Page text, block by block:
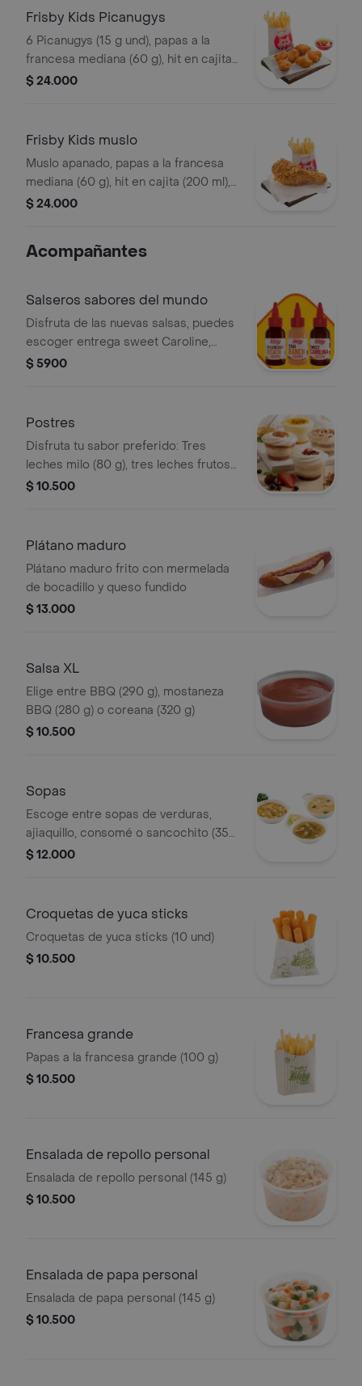
Frisby Kids Picanugys
6 Picanugys (15 g und), papas a la
francesa mediana (60 g), hit en cajita
(200 ml), golosina y un divertido
$ 24.000
Frisby Kids muslo
Muslo apanado, papas a la francesa
mediana (60 g), hit en cajita (200 ml),
golosina y un divertido juguete
$ 24.000
Acompañantes
Salseros sabores del mundo
Disfruta de las nuevas salsas, puedes
escoger entrega sweet Caroline,
Polynesian beach o Thai ranch
$ 5900
Postres
Disfruta tu sabor preferido: Tres
leches milo (80 g), tres leches frutos
rojos (90 g), combinado de maracuyá
$ 10.500
Plátano maduro
Plátano maduro frito con mermelada
de bocadillo y queso fundido
$ 13.000
Salsa XL
Elige entre BBQ (290 g), mostaneza
BBQ (280 g) o coreana (320 g)
$ 10.500
Sopas
Escoge entre sopas de verduras,
ajiaquillo, consomé o sancochito (350
g)
$ 12.000
Croquetas de yuca sticks
Croquetas de yuca sticks (10 und)
$ 10.500
Francesa grande
Papas a la francesa grande (100 g)
$ 10.500
Ensalada de repollo personal
Ensalada de repollo personal (145 g)
$ 10.500
Ensalada de papa personal
Ensalada de papa personal (145 g)
$ 10.500